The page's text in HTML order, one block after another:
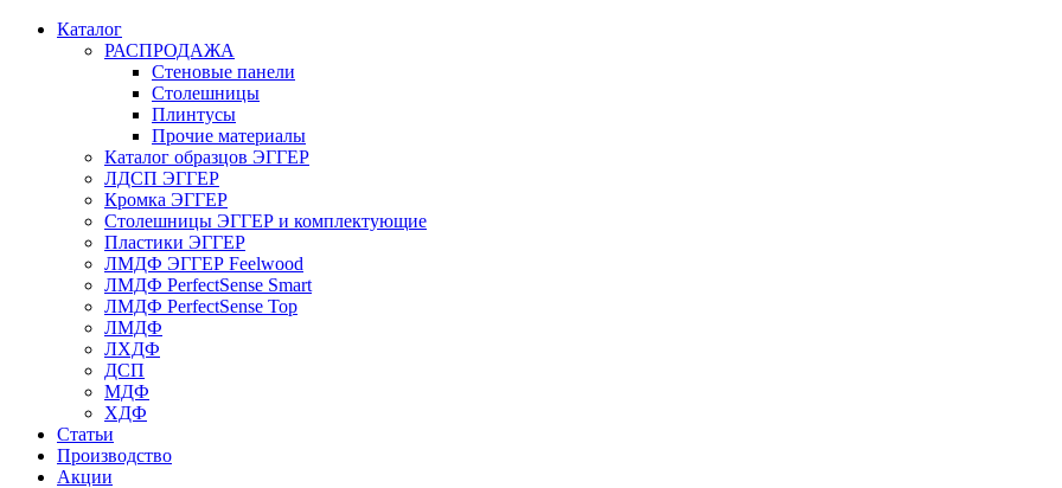
Каталог
РАСПРОДАЖА
Стеновые панели
Столешницы
Плинтусы
Прочие материалы
Каталог образцов ЭГГЕР
ЛДСП ЭГГЕР
Кромка ЭГГЕР
Столешницы ЭГГЕР и комплектующие
Пластики ЭГГЕР
ЛМДФ ЭГГЕР Feelwood
ЛМДФ PerfectSense Smart
ЛМДФ PerfectSense Top
ЛМДФ
ЛХДФ
ДСП
МДФ
ХДФ
Статьи
Производство
Акции